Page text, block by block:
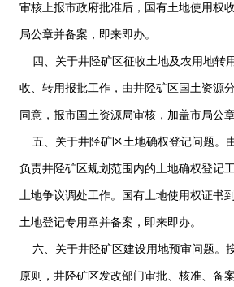
审核上报市政府批准后，国有土地使用权
局公章并备案，即来即办。
四、关于井陉矿区征收土地及农用地转
收、转用报批工作，由井陉矿区国土资源
同意，报市国土资源局审核，加盖市局公
五、关于井陉矿区土地确权登记问题。
负责井陉矿区规划范围内的土地确权登记
土地争议调处工作。国有土地使用权证书
土地登记专用章并备案，即来即办。
六、关于井陉矿区建设用地预审问题。
原则，井陉矿区发改部门审批、核准、备